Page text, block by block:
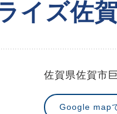
イズ佐
佐賀県佐賀市
Google map